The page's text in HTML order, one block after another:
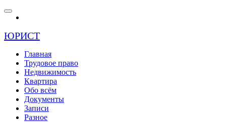
ЮРИСТ
Главная
Трудовое право
Недвижимость
Квартира
Обо всём
Документы
Записи
Разное